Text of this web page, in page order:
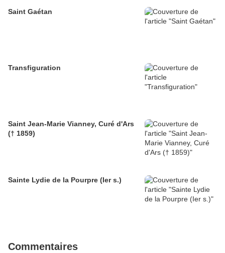
Saint Gaétan
Transfiguration
Saint Jean-Marie Vianney, Curé d'Ars
(† 1859)
Sainte Lydie de la Pourpre (Ier s.)
Commentaires